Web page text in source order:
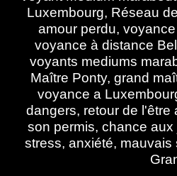
Luxembourg, Réseau
amour perdu,
voyance à distance
voyants mediums
Maître Ponty, grand
voyance a
dangers, retour de l'être
son permis, chance
stress, anxiété,